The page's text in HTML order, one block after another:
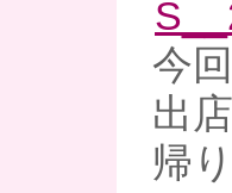
今
出
帰